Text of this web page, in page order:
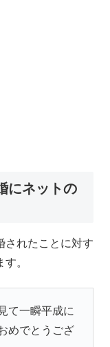
にネットの
されたことに対す
。
て一瞬平成に
めでとうござ